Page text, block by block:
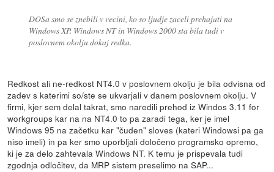
DOSa smo se znebili v vecini, ko so ljudje zaceli prehajati na
Windows XP. Windows NT in Windows 2000 sta bila tudi v
poslovnem okolju dokaj redka.
Redkost ali ne-redkost NT4.0 v poslovnem okolju je bila odvisna od
zadev s katerimi so/ste se ukvarjali v danem poslovnem okolju. V
firmi, kjer sem delal takrat, smo naredili prehod iz Windos 3.11 for
workgroups kar na na NT4.0 to pa zaradi tega, ker je imel
Windows 95 na začetku kar "čuden" sloves (kateri Windowsi pa ga
niso imeli) in pa ker smo uporbljali določeno programsko opremo,
ki je za delo zahtevala Windows NT. K temu je prispevala tudi
zgodnja odločitev, da MRP sistem preselimo na SAP...